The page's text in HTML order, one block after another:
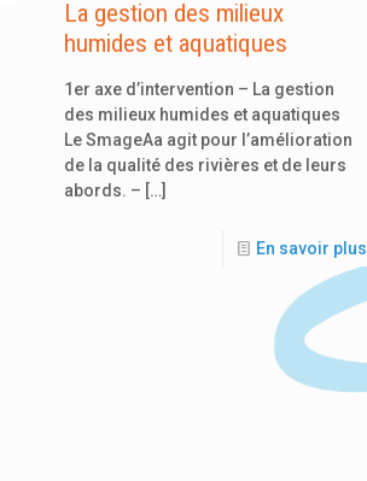
La gestion des milieux
humides et aquatiques
1er axe d’intervention – La gestion
des milieux humides et aquatiques
Le SmageAa agit pour l’amélioration
de la qualité des rivières et de leurs
abords. – […]
En savoir plus